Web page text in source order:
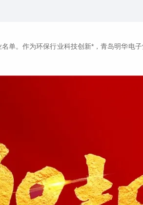
。作为环保行业科技创新*，青岛明华电